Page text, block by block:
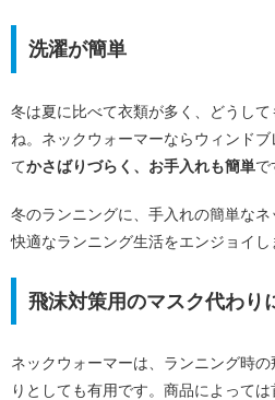
洗濯が簡単
冬は夏に比べて衣類が多く、どうし
ね。ネックウォーマーならウィンド
てかさばりづらく、お手入れも簡単で
冬のランニングに、手入れの簡単な
快適なランニング生活をエンジョイし
飛沫対策用のマスク代わり
ネックウォーマーは、ランニング時
りとしても有用です。商品によっては